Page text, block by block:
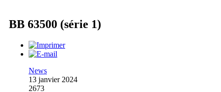
BB 63500 (série 1)
News
13 janvier 2024
2673